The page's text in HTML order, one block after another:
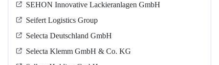
SEHON Innovative Lackieranlagen GmbH
Seifert Logistics Group
Selecta Deutschland GmbH
Selecta Klemm GmbH & Co. KG